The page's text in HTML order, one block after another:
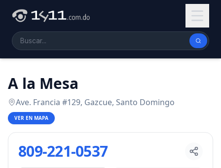
A la Mesa
Ave. Francia #129, Gazcue, Santo Domingo
VER EN MAPA
809-221-0537